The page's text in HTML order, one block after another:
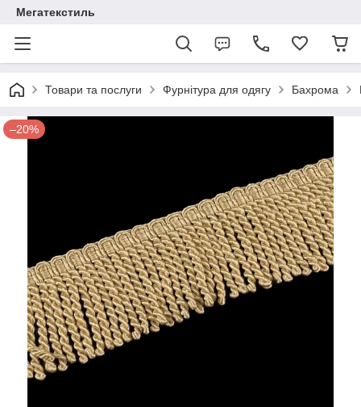
Мегатекстиль
Товари та послуги Фурнітура для одягу Бахрома
–20%